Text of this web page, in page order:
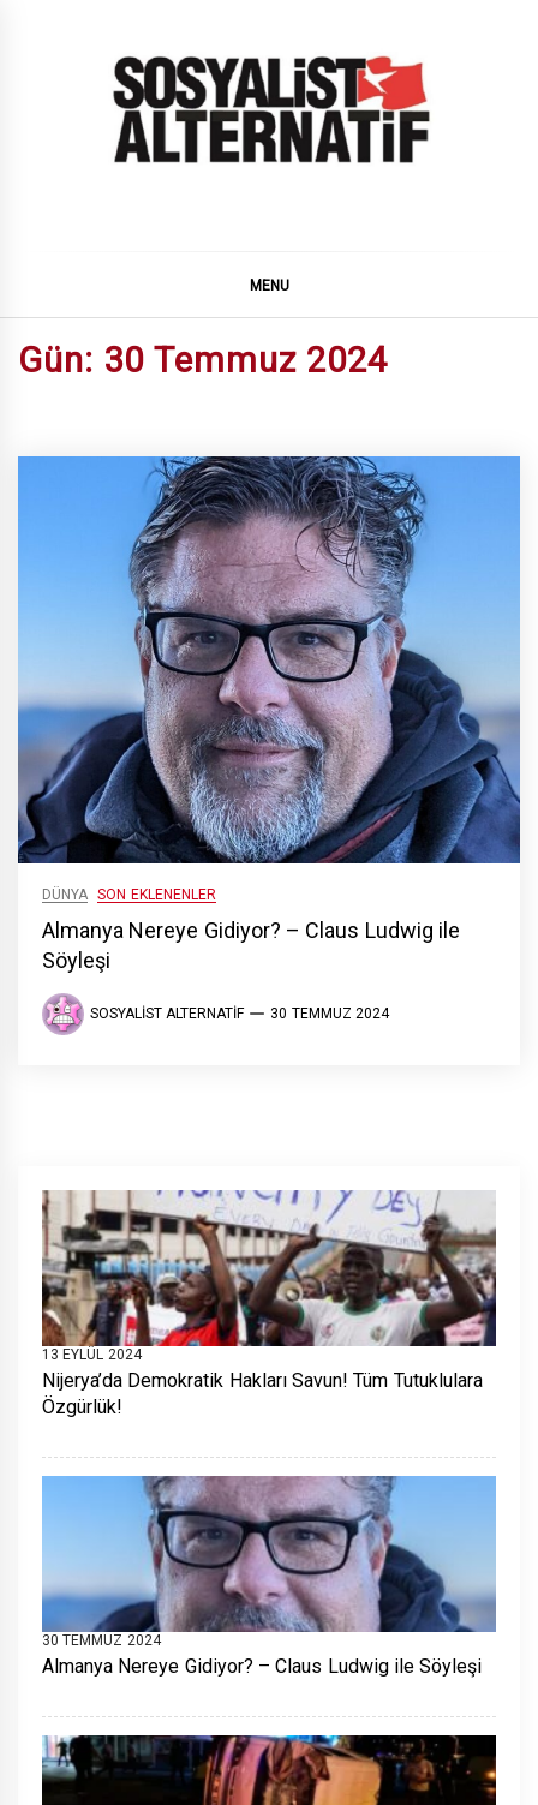
MENU
Gün: 30 Temmuz 2024
DÜNYA SON EKLENENLER
Almanya Nereye Gidiyor? – Claus Ludwig ile
Söyleşi
SOSYALIST ALTERNATIF 30 TEMMUZ 2024
13 EYLÜL 2024
Nijerya’da Demokratik Hakları Savun! Tüm Tutuklulara
Özgürlük!
30 TEMMUZ 2024
Almanya Nereye Gidiyor? – Claus Ludwig ile Söyleşi